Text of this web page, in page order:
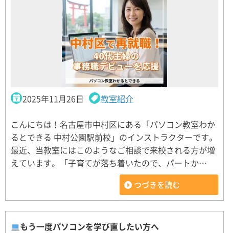
2025年11月26日 教室紹介
こんにちは！名古屋市中村区にある「パソコン教室わか
るとできる 中村公園駅前校」のインストラクターです。
最近、当教室にはこのようなご相談で来校される方が増
えています。「子育てが落ち着いたので、パートか…
つづきを読む
もう一度パソコンを学び直したい方へ